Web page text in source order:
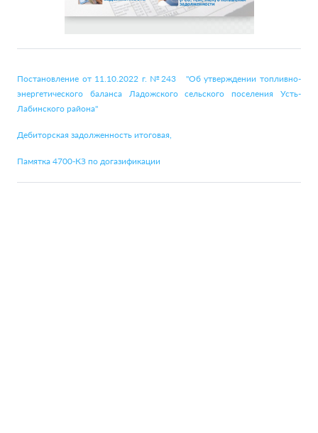
Постановление от 11.10.2022 г. №243 "Об утверждении топливно-
энергетического баланса Ладожского сельского поселения Усть-
Лабинского района"
Дебиторская задолженность итоговая,
Памятка 4700-КЗ по догазификации